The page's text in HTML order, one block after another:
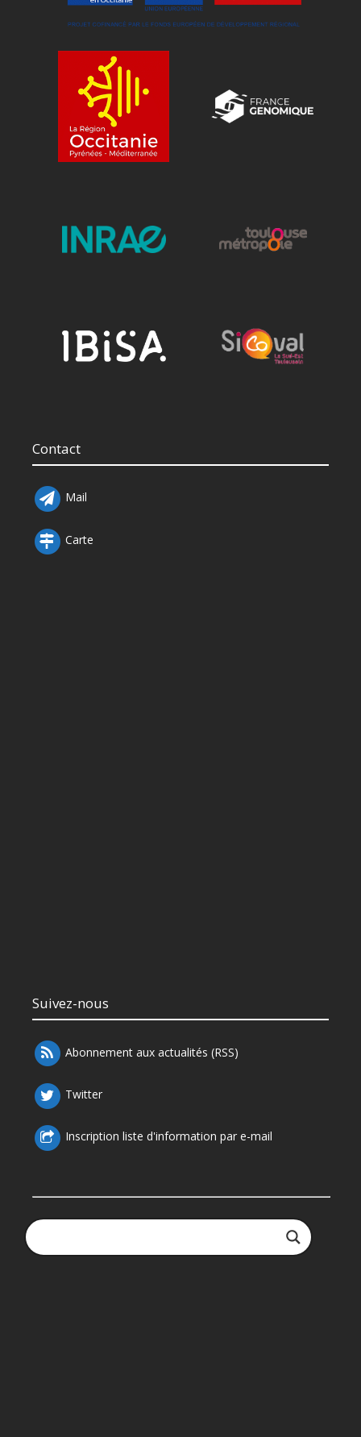
Contact
Mail
Carte
Suivez-nous
Abonnement aux actualités (RSS)
Twitter
Inscription liste d'information par e-mail